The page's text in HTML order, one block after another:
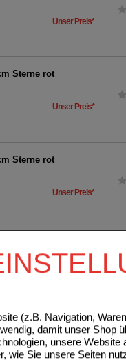
(z.B. Navigation,
damit unser Shop
unsere
wie Sie unsere Seiten
Unser Preis*
Sterne rot
Unser Preis*
Sterne rot
Unser Preis*
cm Dino